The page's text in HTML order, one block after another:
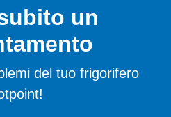
un
del tuo frigorifero